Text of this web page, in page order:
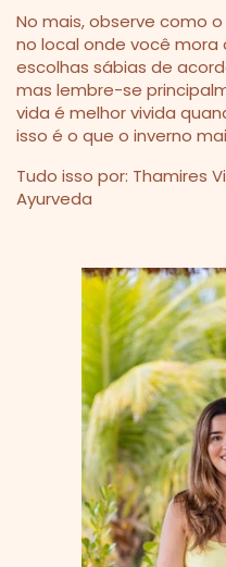
No mais, observe como
no local onde você
escolhas sábias de
mas lembre-se
vida é melhor vivida
isso é o que o inverno
Tudo isso por: Thamires
Ayurveda